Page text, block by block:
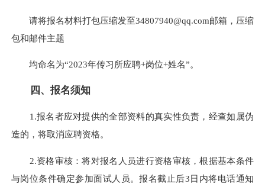
请将报名材料打包压缩发至34807940@qq.com邮箱，压缩
包和邮件主题
均命名为“2023年传习所应聘+岗位+姓名”。
四、报名须知
1.报名者应对提供的全部资料的真实性负责，经查如属伪
造的，将取消应聘资格。
2.资格审核：将对报名人员进行资格审核，根据基本条件
与岗位条件确定参加面试人员。报名截止后3日内将电话通知